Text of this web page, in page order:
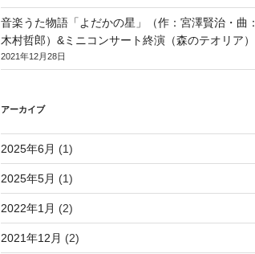
音楽うた物語「よだかの星」（作：宮澤賢治・曲：
木村哲郎）&ミニコンサート終演（森のテオリア）
2021年12月28日
アーカイブ
2025年6月 (1)
2025年5月 (1)
2022年1月 (2)
2021年12月 (2)